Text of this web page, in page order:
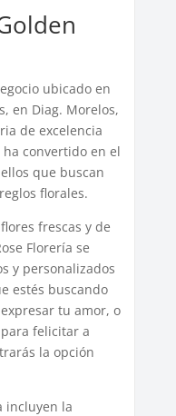
ubicado en
en Diag. Morelos,
de excelencia
convertido en el
que buscan
florales.
frescas y de
Florería se
y personalizados
estés buscando
tu amor, o
felicitar a
la opción
incluyen la